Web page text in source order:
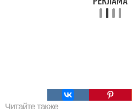
Читайте также